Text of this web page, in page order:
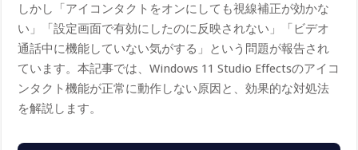
しかし「アイコンタクトをオンにしても視線補正が効かな
い」「設定画面で有効にしたのに反映されない」「ビデオ
通話中に機能していない気がする」という問題が報告され
ています。本記事では、Windows 11 Studio Effectsのアイコ
ンタクト機能が正常に動作しない原因と、効果的な対処法
を解説します。